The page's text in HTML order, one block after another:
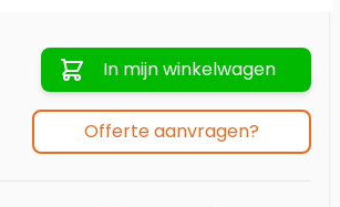
Aantal
In mijn winkelwagen
Offerte aanvragen?